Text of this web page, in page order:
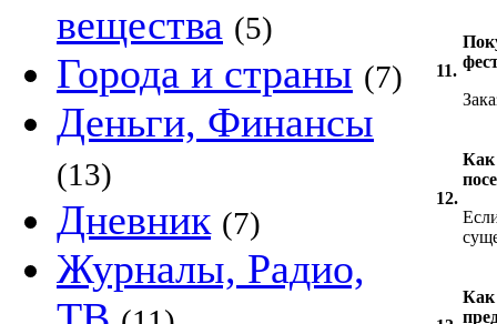
вещества (5)
Города и страны (7)
Деньги, Финансы
(13)
Дневник (7)
Журналы, Радио,
11.
12.
Как
Как